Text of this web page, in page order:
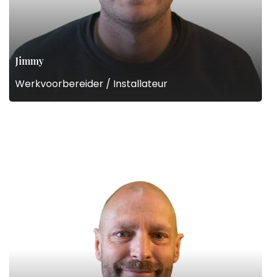
Jimmy
Werkvoorbereider / Installateur